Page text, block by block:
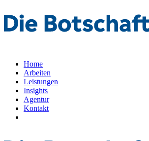
Home
Arbeiten
Leistungen
Insights
Agentur
Kontakt